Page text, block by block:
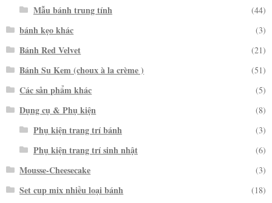
Mẫu bánh trung tính (44)
bánh kẹo khác (3)
Bánh Red Velvet (21)
Bánh Su Kem (choux à la crème ) (51)
Các sản phẩm khác (5)
Dụng cụ & Phụ kiện (8)
Phụ kiện trang trí bánh (3)
Phụ kiện trang trí sinh nhật (6)
Mousse-Cheesecake (3)
Set cup mix nhiều loại bánh (18)